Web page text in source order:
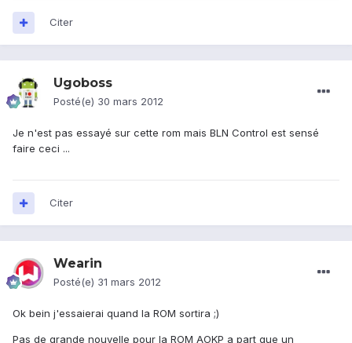
Citer
Ugoboss
Posté(e) 30 mars 2012
Je n'est pas essayé sur cette rom mais BLN Control est sensé
faire ceci ...
Citer
Wearin
Posté(e) 31 mars 2012
Ok bein j'essaierai quand la ROM sortira ;)
Pas de grande nouvelle pour la ROM AOKP a part que un